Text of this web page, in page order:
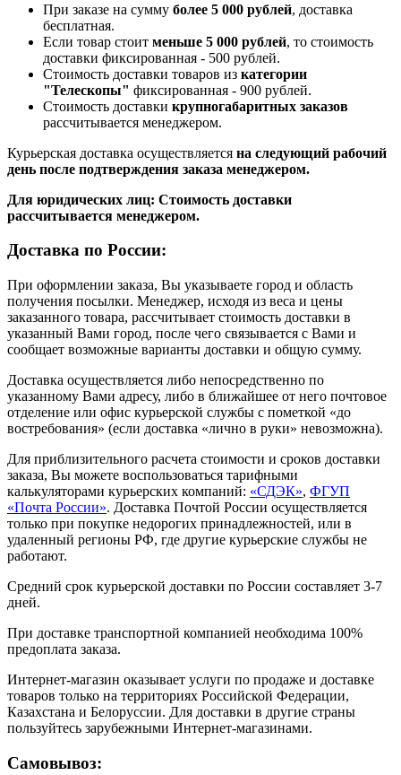
При заказе на сумму более 5 000 рублей, доставка
бесплатная.
Если товар стоит меньше 5 000 рублей, то стоимость
доставки фиксированная - 500 рублей.
Стоимость доставки товаров из категории
"Телескопы" фиксированная - 900 рублей.
Стоимость доставки крупногабаритных заказов
рассчитывается менеджером.
Курьерская доставка осуществляется на следующий рабочий
день после подтверждения заказа менеджером.
Для юридических лиц: Стоимость доставки
рассчитывается менеджером.
Доставка по России:
При оформлении заказа, Вы указываете город и область
получения посылки. Менеджер, исходя из веса и цены
заказанного товара, рассчитывает стоимость доставки в
указанный Вами город, после чего связывается с Вами и
сообщает возможные варианты доставки и общую сумму.
Доставка осуществляется либо непосредственно по
указанному Вами адресу, либо в ближайшее от него почтовое
отделение или офис курьерской службы с пометкой «до
востребования» (если доставка «лично в руки» невозможна).
Для приблизительного расчета стоимости и сроков доставки
заказа, Вы можете воспользоваться тарифными
калькуляторами курьерских компаний: «СДЭК», ФГУП
«Почта России». Доставка Почтой России осуществляется
только при покупке недорогих принадлежностей, или в
удаленный регионы РФ, где другие курьерские службы не
работают.
Средний срок курьерской доставки по России составляет 3-7
дней.
При доставке транспортной компанией необходима 100%
предоплата заказа.
Интернет-магазин оказывает услуги по продаже и доставке
товаров только на территориях Российской Федерации,
Казахстана и Белоруссии. Для доставки в другие страны
пользуйтесь зарубежными Интернет-магазинами.
Самовывоз: